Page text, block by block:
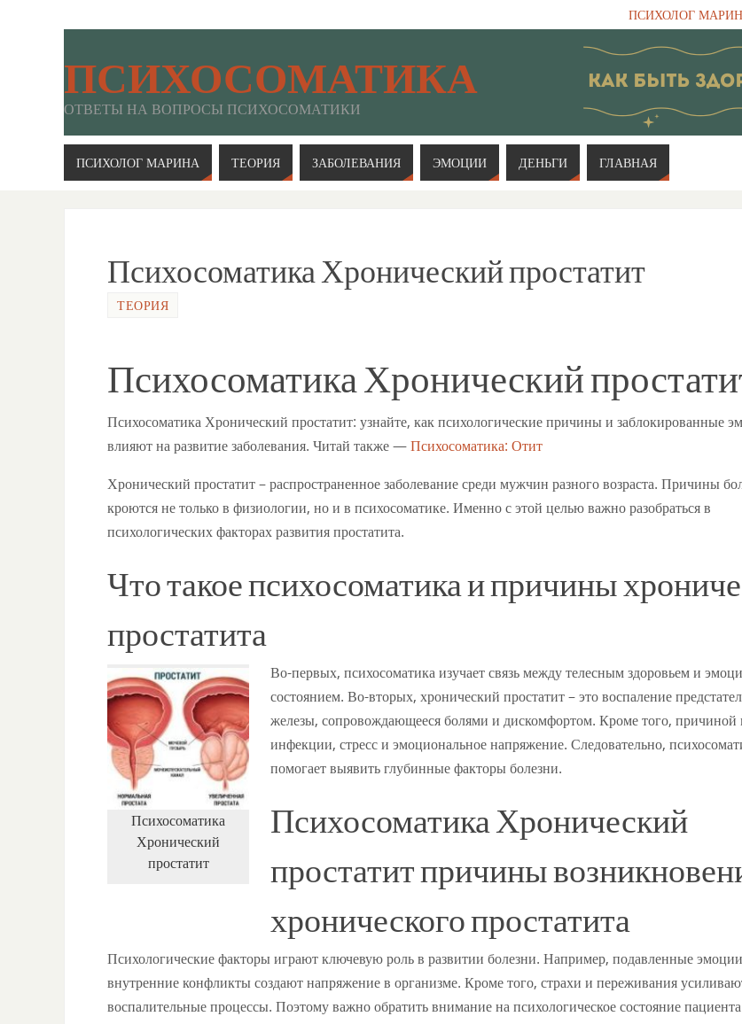
ПСИХОЛОГ
ПСИХОСОМАТИКА
ОТВЕТЫ НА ВОПРОСЫ ПСИХОСОМАТИКИ
ПСИХОЛОГ МАРИНА ТЕОРИЯ ЗАБОЛЕВАНИЯ ЭМОЦИИ ДЕНЬГИ ГЛАВНАЯ
Психосоматика Хронический простатит
ТЕОРИЯ
Психосоматика Хронический
Психосоматика Хронический простатит: узнайте, как психологические причины и заблокированные
влияют на развитие заболевания. Читай также —Психосоматика: Отит
Хронический простатит – распространенное заболевание среди мужчин разного возраста. Причины
кроются не только в физиологии, но и в психосоматике. Именно с этой целью важно разобраться в
психологических факторах развития простатита.
Что такое психосоматика и причины
простатита
Психосоматика
Хронический
простатит
Во-первых, психосоматика изучает связь между телесным здоровьем и
состоянием. Во-вторых, хронический простатит – это воспаление
железы, сопровождающееся болями и дискомфортом. Кроме того, причиной
инфекции, стресс и эмоциональное напряжение. Следовательно,
помогает выявить глубинные факторы болезни.
Психосоматика Хронический
простатит причины
хронического простатита
Психологические факторы играют ключевую роль в развитии болезни. Например, подавленные
внутренние конфликты создают напряжение в организме. Кроме того, страхи и переживания
воспалительные процессы. Поэтому важно обратить внимание на психологическое состояние